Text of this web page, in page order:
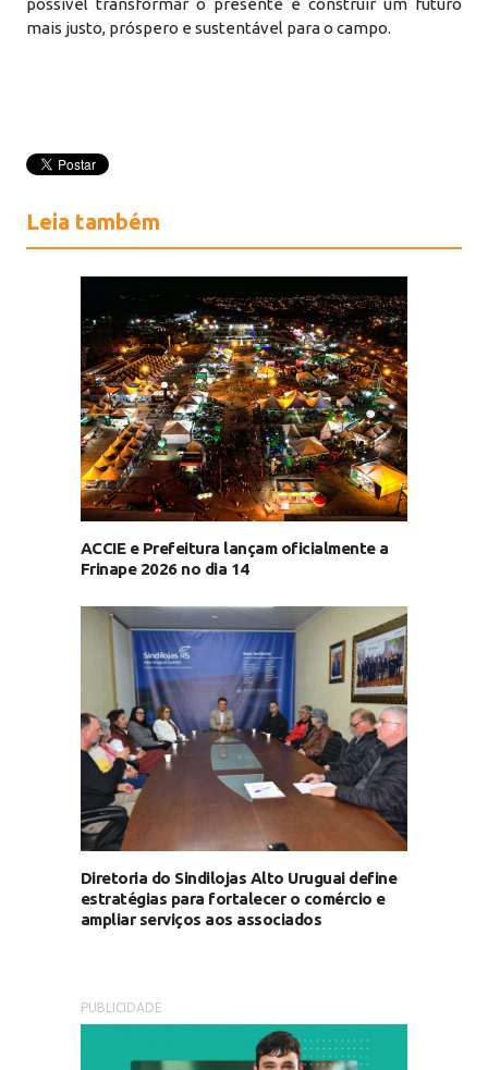
possível transformar o presente e construir um futuro
mais justo, próspero e sustentável para o campo.
Leia também
ACCIE e Prefeitura lançam oficialmente a
Frinape 2026 no dia 14
Diretoria do Sindilojas Alto Uruguai define
estratégias para fortalecer o comércio e
ampliar serviços aos associados
PUBLICIDADE